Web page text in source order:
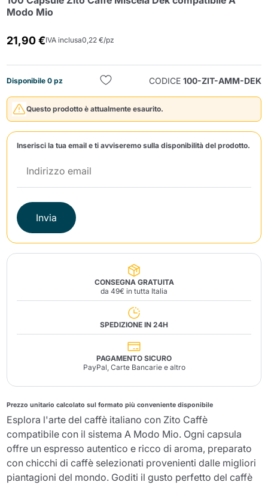
Modo Mio
21,90 €IVA inclusa0,22 €/pz
Disponibile 0 pz CODICE 100-ZIT-AMM-DEK
Questo prodotto è attualmente esaurito.
Inserisci la tua email e ti avviseremo sulla disponibilità del prodotto.
Invia
CONSEGNA GRATUITA
da 49€ in tutta Italia
SPEDIZIONE IN 24H
PAGAMENTO SICURO
PayPal, Carte Bancarie e altro
Prezzo unitario calcolato sul formato più conveniente disponibile
Esplora l'arte del caffè italiano con Zito Caffè
compatibile con il sistema A Modo Mio. Ogni capsula
offre un espresso autentico e ricco di aroma, preparato
con chicchi di caffè selezionati provenienti dalle migliori
piantagioni del mondo. Goditi il gusto perfetto del caffè
Invia